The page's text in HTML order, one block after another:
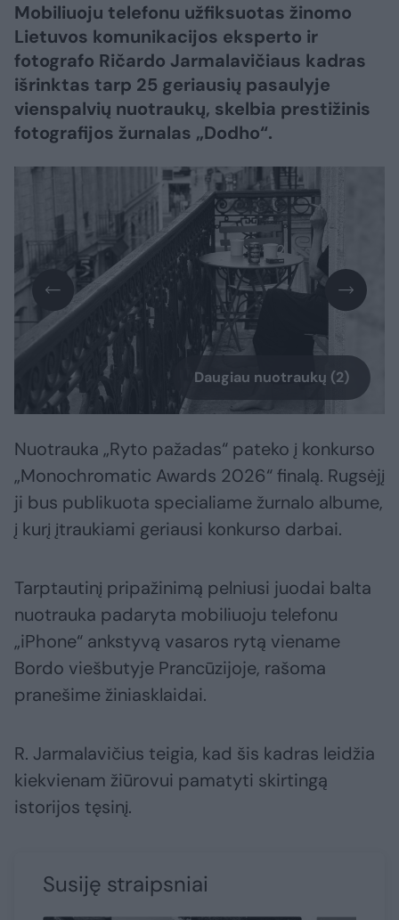
Mobiliuoju telefonu užfiksuotas žinomo
Lietuvos komunikacijos eksperto ir
fotografo Ričardo Jarmalavičiaus kadras
išrinktas tarp 25 geriausių pasaulyje
vienspalvių nuotraukų, skelbia prestižinis
fotografijos žurnalas „Dodho“.
Daugiau nuotraukų (2)
Nuotrauka „Ryto pažadas“ pateko į konkurso
„Monochromatic Awards 2026“ finalą. Rugsėjį
ji bus publikuota specialiame žurnalo albume,
į kurį įtraukiami geriausi konkurso darbai.
Tarptautinį pripažinimą pelniusi juodai balta
nuotrauka padaryta mobiliuoju telefonu
„iPhone“ ankstyvą vasaros rytą viename
Bordo viešbutyje Prancūzijoje, rašoma
pranešime žiniasklaidai.
R. Jarmalavičius teigia, kad šis kadras leidžia
kiekvienam žiūrovui pamatyti skirtingą
istorijos tęsinį.
Susiję straipsniai